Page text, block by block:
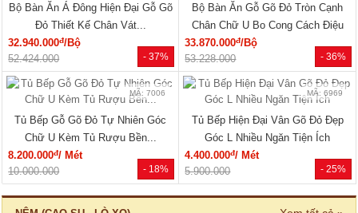
MÃ: 2034
Bộ Giường Tủ Phòng Ngủ Gỗ Tự
Nhiên Vân Sồi Hiện Đại Giá...
12.375.000đ/Bộ
MÃ: 7723
Giường Ngủ Gỗ Sồi Mỹ Thiết Kế
Hiện Đại Có Kệ Đầu...
11.770.000đ/Cái